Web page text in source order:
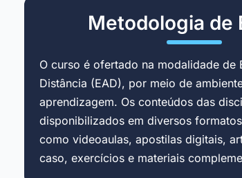
Metodologia de
O curso é ofertado na modalidade de
Distância (EAD), por meio de
aprendizagem. Os conteúdos das
disponibilizados em diversos
como videoaulas, apostilas digitais,
caso, exercícios e materiais